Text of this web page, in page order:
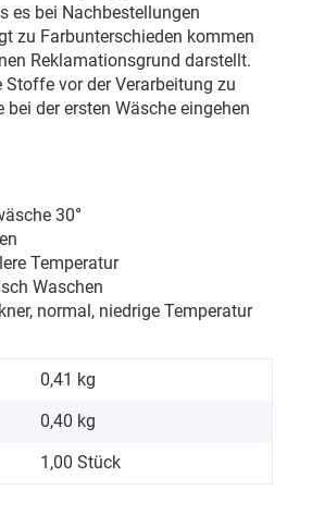
es bei Nachbestellungen
zu Farbunterschieden kommen
Reklamationsgrund darstellt.
Stoffe vor der Verarbeitung zu
bei der ersten Wäsche eingehen
30°
Temperatur
Waschen
normal, niedrige Temperatur
0,41 kg
0,40 kg
1,00 Stück